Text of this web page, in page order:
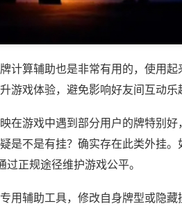
计算辅助也是非常有用的，使用
游戏体验，避免影响好友间互动乐
在游戏中遇到部分用户的牌特别
是不是有挂？确实存在此类外挂
正规途径维护游戏公平。
用辅助工具，修改自身牌型或隐藏